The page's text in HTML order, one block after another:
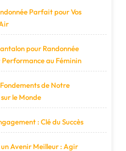
Parfait pour Vos
pour Randonnée
au Féminin
de Notre
le Monde
: Clé du Succès
Avenir Meilleur : Agir